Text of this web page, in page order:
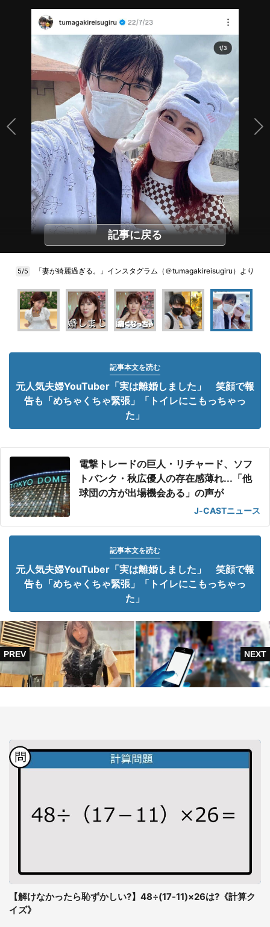
記事に戻る
5/5 「妻が綺麗過ぎる。」インスタグラム（＠tumagakireisugiru）より
記事本文を読む
元人気夫婦YouTuber「実は離婚しました」 笑顔で報
告も「めちゃくちゃ緊張」「トイレにこもっちゃっ
た」
電撃トレードの巨人・リチャード、ソフ
トバンク・秋広優人の存在感薄れ...「他
球団の方が出場機会ある」の声が
J-CASTニュース
記事本文を読む
元人気夫婦YouTuber「実は離婚しました」 笑顔で報
告も「めちゃくちゃ緊張」「トイレにこもっちゃっ
た」
【解けなかったら恥ずかしい?】48÷(17-11)×26は?《計算ク
イズ》